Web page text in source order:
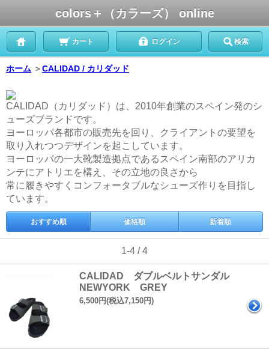
colors＋（カラーズ） online
カート ログイン 検索
ホーム ＞CALIDAD / カリダッド
CALIDAD（カリダッド）は、2010年創業のスペイン発のシ
ューズブランドです。
ヨーロッパ各都市の販売先を回り、クライアントの要望を
取り入れつつデザインを起こしています。
ヨーロッパの一大靴製造拠点であるスペイン南部のアリカ
ンテにアトリエを構え、その立地の良さから
常に履きやすくコンフォータブルなシューズ作りを目指し
ています。
おすすめ順 価格順 新着順
1-4 / 4
CALIDAD ダブルベルトサンダル
NEWYORK GREY
6,500円(税込7,150円)